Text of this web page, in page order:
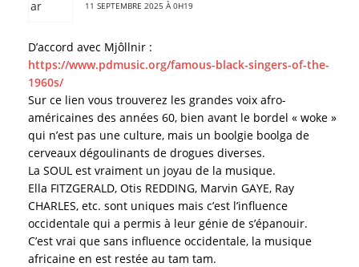
11 SEPTEMBRE 2025 À 0H19
D’accord avec Mjôllnir :
https://www.pdmusic.org/famous-black-singers-of-the-
1960s/
Sur ce lien vous trouverez les grandes voix afro-
américaines des années 60, bien avant le bordel « woke »
qui n’est pas une culture, mais un boolgie boolga de
cerveaux dégoulinants de drogues diverses.
La SOUL est vraiment un joyau de la musique.
Ella FITZGERALD, Otis REDDING, Marvin GAYE, Ray
CHARLES, etc. sont uniques mais c’est l’influence
occidentale qui a permis à leur génie de s’épanouir.
C’est vrai que sans influence occidentale, la musique
africaine en est restée au tam tam.